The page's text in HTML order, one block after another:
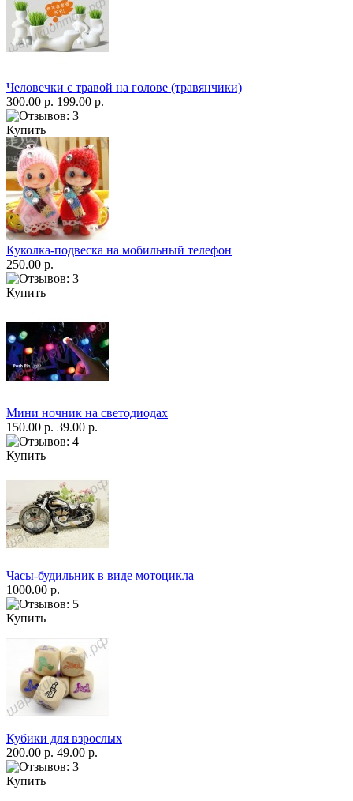
Человечки с травой на голове (травянчики)
300.00 р. 199.00 р.
Купить
Куколка-подвеска на мобильный телефон
250.00 р.
Купить
Мини ночник на светодиодах
150.00 р. 39.00 р.
Купить
Часы-будильник в виде мотоцикла
1000.00 р.
Купить
Кубики для взрослых
200.00 р. 49.00 р.
Купить